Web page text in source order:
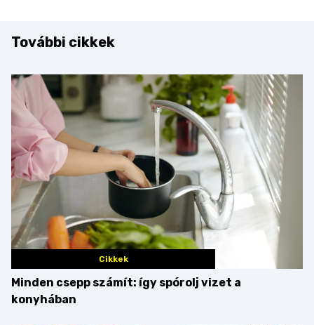
További cikkek
Cikkek
Minden csepp számít: így spórolj vizet a
konyhában